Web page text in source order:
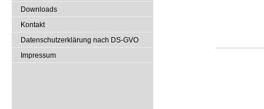
Downloads
Kontakt
Datenschutzerklärung nach DS-GVO
Impressum